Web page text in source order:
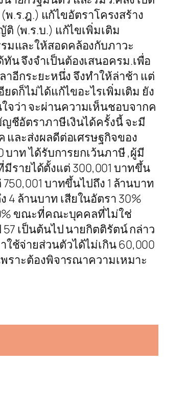
.ร.ฎ.) แก้ไขอัตราโครงสร้าง
(พ.ร.บ.) แก้ไขเพิ่มเติม
มและให้สอดคล้องกับภาวะ
น จึงจำเป็นต้องเสนอครม.เพื่อ
อีกระยะหนึ่ง จึงทำให้ล่าช้า แต่
ดก็ไม่ได้แก้ไขอะไรเพิ่มเติม ยัง
จว่า จะผ่านความเห็นชอบจากค
ชีอัตราภาษีเงินได้ครั้งนี้ จะมี
และส่งผลดีต่อเศรษฐกิจของ
าท ได้รับการยกเว้นภาษี ,ผู้มี
มีรายได้ตั้งแต่ 300,001 บาทขึ้น
บาทขึ้นไปถึง 1 ล้านบาท
4 ล้านบาท เสียในอัตรา 30%
ขณะที่คณะบุคคลที่ไม่ใช่
เป็นต้นไป นายกิตติรัตน์ กล่าว
ช้จ่ายส่วนตัวได้ไม่เกิน 60,000
ราะต้องพิจารณาความเหมาะ